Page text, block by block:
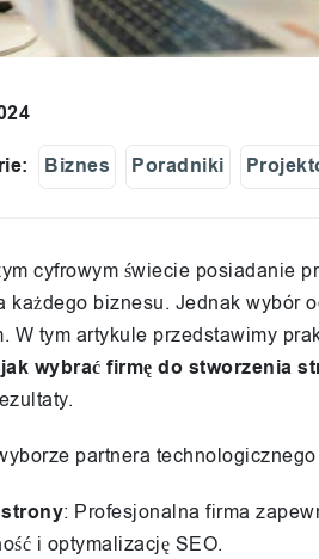
Biznes Poradniki
cyfrowym świecie posiadanie
każdego biznesu. Jednak wybór
W tym artykule przedstawimy
jak wybrać firmę do stworzenia
partnera
: Profesjonalna firma
i optymalizację SEO.